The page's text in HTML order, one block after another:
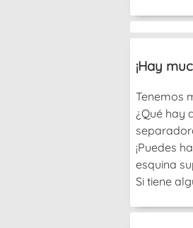
¡Hay
Tenemos
¿Qué hay
¡Puedes
esquina
Si tiene